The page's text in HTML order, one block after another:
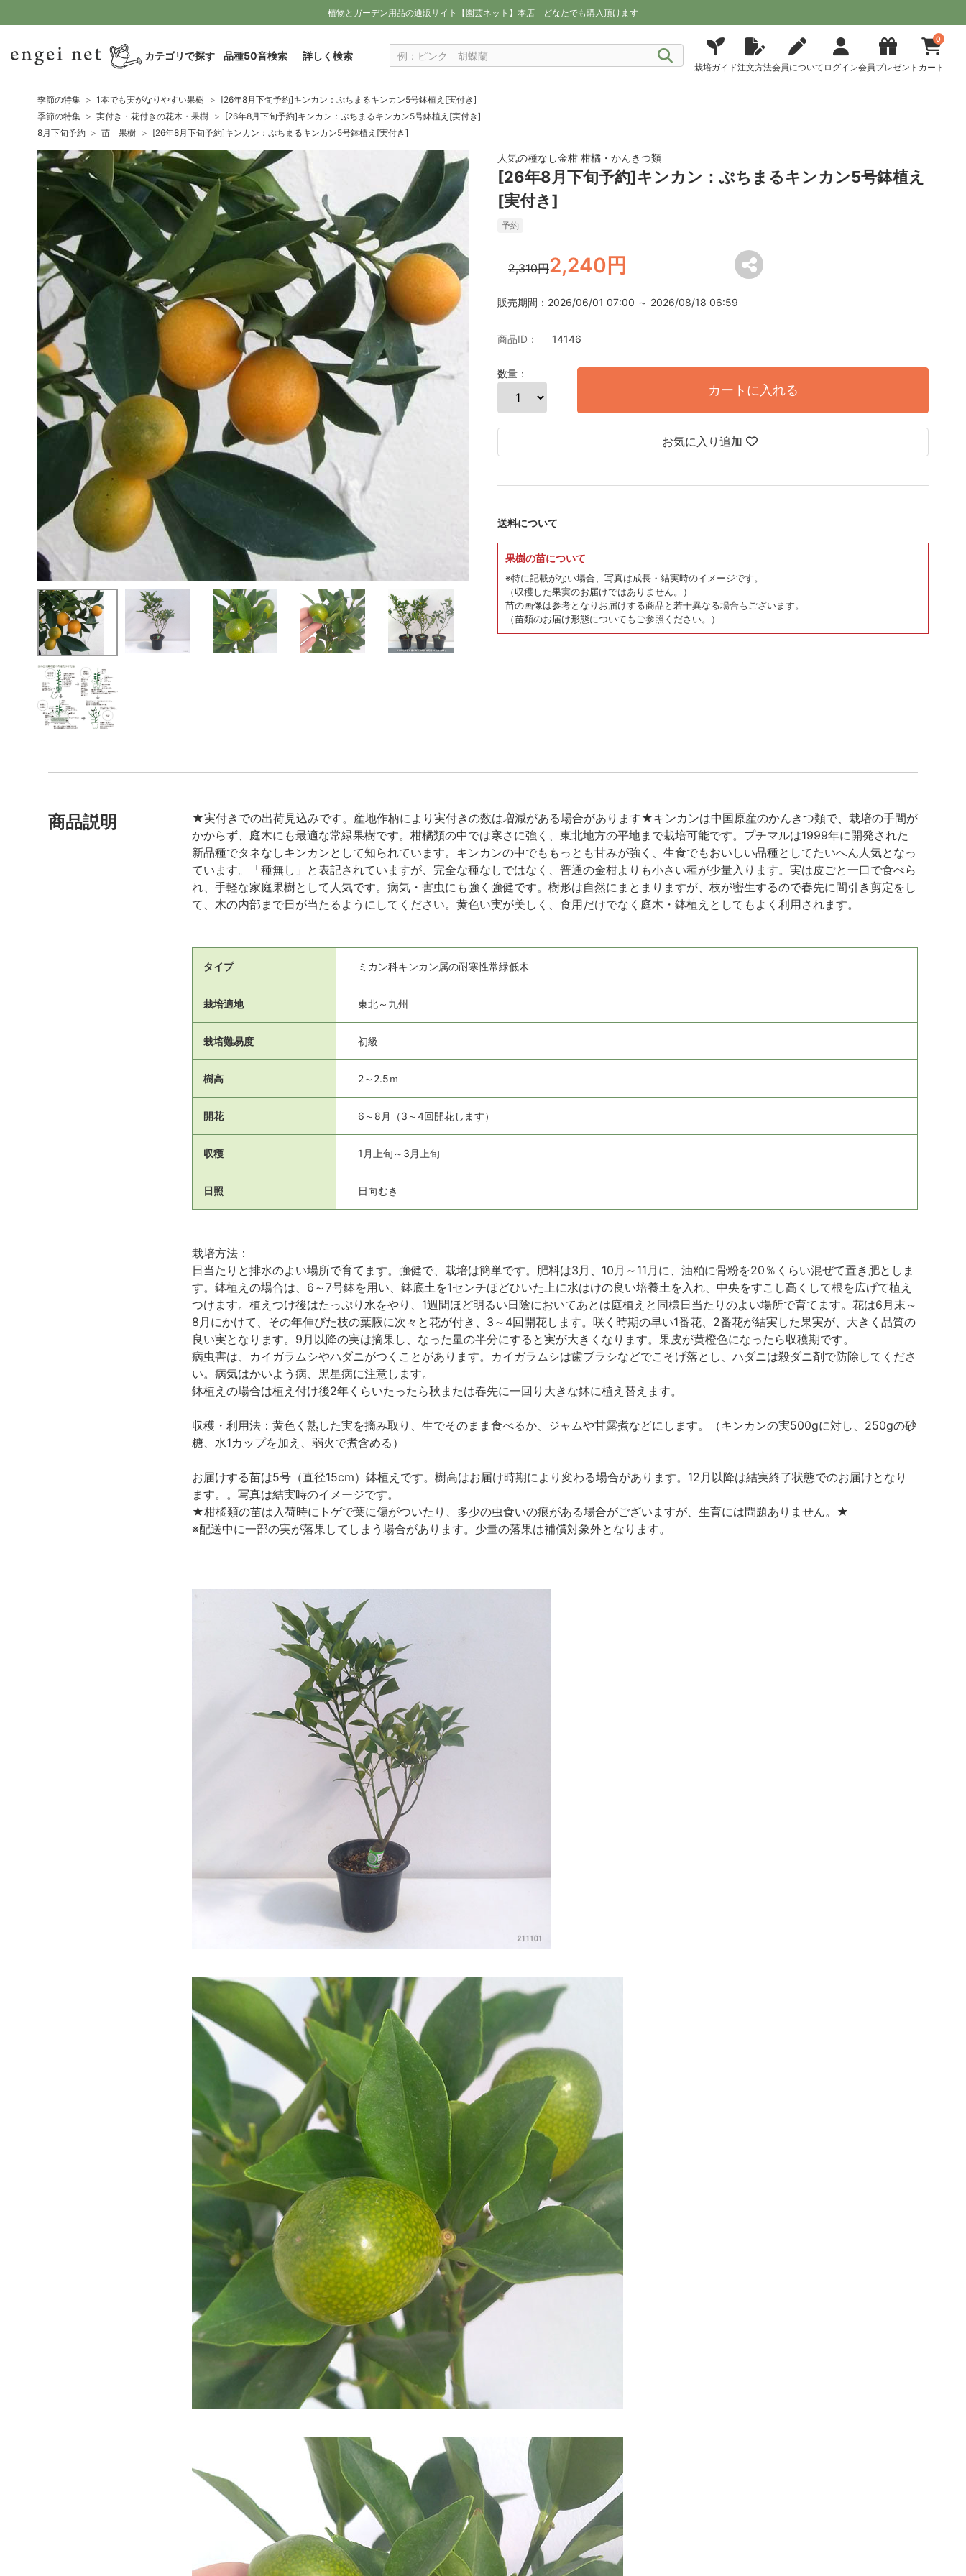
植物とガーデン用品の通販サイト【園芸ネット】本店 どなたでも購入頂けます
カテゴリで探す 品種50音検索 詳しく検索
栽培ガイド注文方法会員について ログイン会員プレゼント
0
カート
季節の特集 1本でも実がなりやすい果樹
[26年8月下旬予約]キンカン：ぷちまるキンカン5号鉢植え[実付き]
季節の特集
実付き・花付きの花木・果樹
[26年8月下旬予約]キンカン：ぷちまるキンカン5号鉢植え[実付き]
8月下旬予約
苗 果樹 [26年8月下旬予約]キンカン：ぷちまるキンカン5号鉢植え[実付き]
人気の種なし金柑 柑橘・かんきつ類
[26年8月下旬予約]キンカン：ぷちまるキンカン5号鉢植え
[実付き]
予約
2,310円2,240円
販売期間：2026/06/01 07:00 ～ 2026/08/18 06:59
商品ID： 14146
数量：
カートに入れる
お気に入り追加
送料について
果樹の苗について
※特に記載がない場合、写真は成長・結実時のイメージです。
（収穫した果実のお届けではありません。）
苗の画像は参考となりお届けする商品と若干異なる場合もございます。
（苗類のお届け形態についてもご参照ください。）
商品説明
★実付きでの出荷見込みです。産地作柄により実付きの数は増減がある場合があります★キンカンは中国原産のかんきつ類で、栽培の手間が
かからず、庭木にも最適な常緑果樹です。柑橘類の中では寒さに強く、東北地方の平地まで栽培可能です。プチマルは1999年に開発された
新品種でタネなしキンカンとして知られています。キンカンの中でももっとも甘みが強く、生食でもおいしい品種としてたいへん人気となっ
ています。「種無し」と表記されていますが、完全な種なしではなく、普通の金柑よりも小さい種が少量入ります。実は皮ごと一口で食べら
れ、手軽な家庭果樹として人気です。病気・害虫にも強く強健です。樹形は自然にまとまりますが、枝が密生するので春先に間引き剪定をし
て、木の内部まで日が当たるようにしてください。黄色い実が美しく、食用だけでなく庭木・鉢植えとしてもよく利用されます。
タイプ ミカン科キンカン属の耐寒性常緑低木
栽培適地 東北～九州
栽培難易度 初級
樹高 2～2.5ｍ
開花 6～8月（3～4回開花します）
収穫 1月上旬～3月上旬
日照 日向むき
栽培方法：
日当たりと排水のよい場所で育てます。強健で、栽培は簡単です。肥料は3月、10月～11月に、油粕に骨粉を20％くらい混ぜて置き肥としま
す。鉢植えの場合は、6～7号鉢を用い、鉢底土を1センチほどひいた上に水はけの良い培養土を入れ、中央をすこし高くして根を広げて植え
つけます。植えつけ後はたっぷり水をやり、1週間ほど明るい日陰においてあとは庭植えと同様日当たりのよい場所で育てます。花は6月末～
8月にかけて、その年伸びた枝の葉腋に次々と花が付き、3～4回開花します。咲く時期の早い1番花、2番花が結実した果実が、大きく品質の
良い実となります。9月以降の実は摘果し、なった量の半分にすると実が大きくなります。果皮が黄橙色になったら収穫期です。
病虫害は、カイガラムシやハダニがつくことがあります。カイガラムシは歯ブラシなどでこそげ落とし、ハダニは殺ダニ剤で防除してくださ
い。病気はかいよう病、黒星病に注意します。
鉢植えの場合は植え付け後2年くらいたったら秋または春先に一回り大きな鉢に植え替えます。
収穫・利用法：黄色く熟した実を摘み取り、生でそのまま食べるか、ジャムや甘露煮などにします。（キンカンの実500gに対し、250gの砂
糖、水1カップを加え、弱火で煮含める）
お届けする苗は5号（直径15cm）鉢植えです。樹高はお届け時期により変わる場合があります。12月以降は結実終了状態でのお届けとなり
ます。。写真は結実時のイメージです。
★柑橘類の苗は入荷時にトゲで葉に傷がついたり、多少の虫食いの痕がある場合がございますが、生育には問題ありません。★
※配送中に一部の実が落果してしまう場合があります。少量の落果は補償対象外となります。